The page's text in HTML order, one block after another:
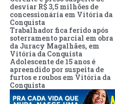
desviar R$ 3,5 milhões de
concessionária em Vitória da
Conquista
Trabalhador fica ferido após
soterramento parcial em obra
da Juracy Magalhães, em
Vitória da Conquista
Adolescente de 15 anos é
apreendido por suspeita de
furtos e roubos em Vitória da
Conquista